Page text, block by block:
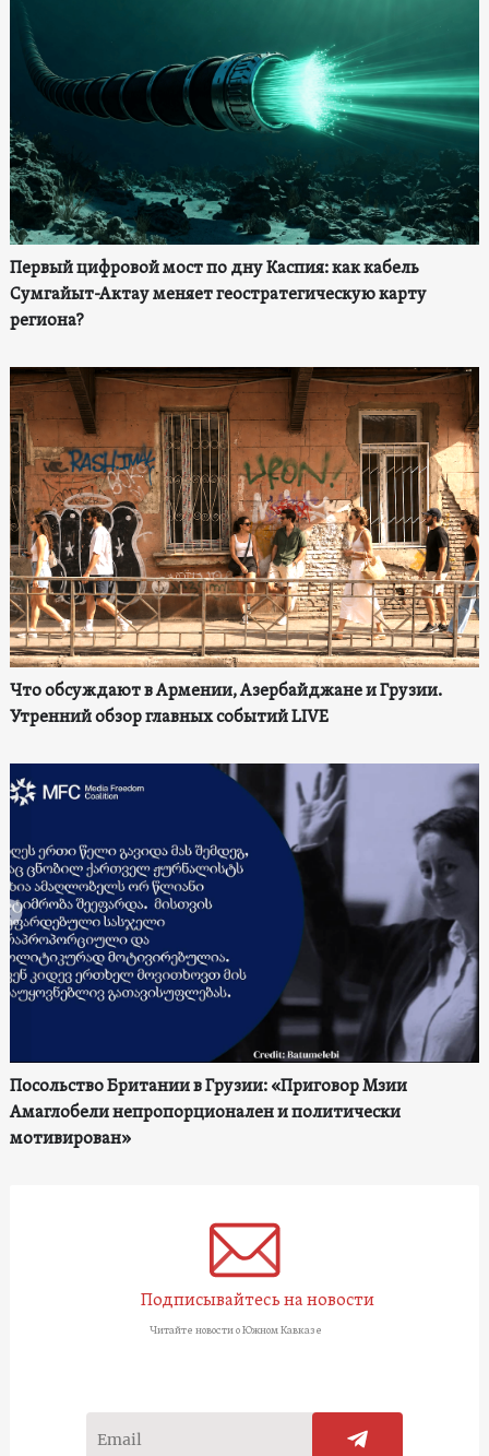
Первый цифровой мост по дну Каспия: как кабель
Сумгайыт-Актау меняет геостратегическую карту
региона?
Что обсуждают в Армении, Азербайджане и Грузии.
Утренний обзор главных событий LIVE
Посольство Британии в Грузии: «Приговор Мзии
Амаглобели непропорционален и политически
мотивирован»
Подписывайтесь на новости
Читайте новости о Южном Кавказе